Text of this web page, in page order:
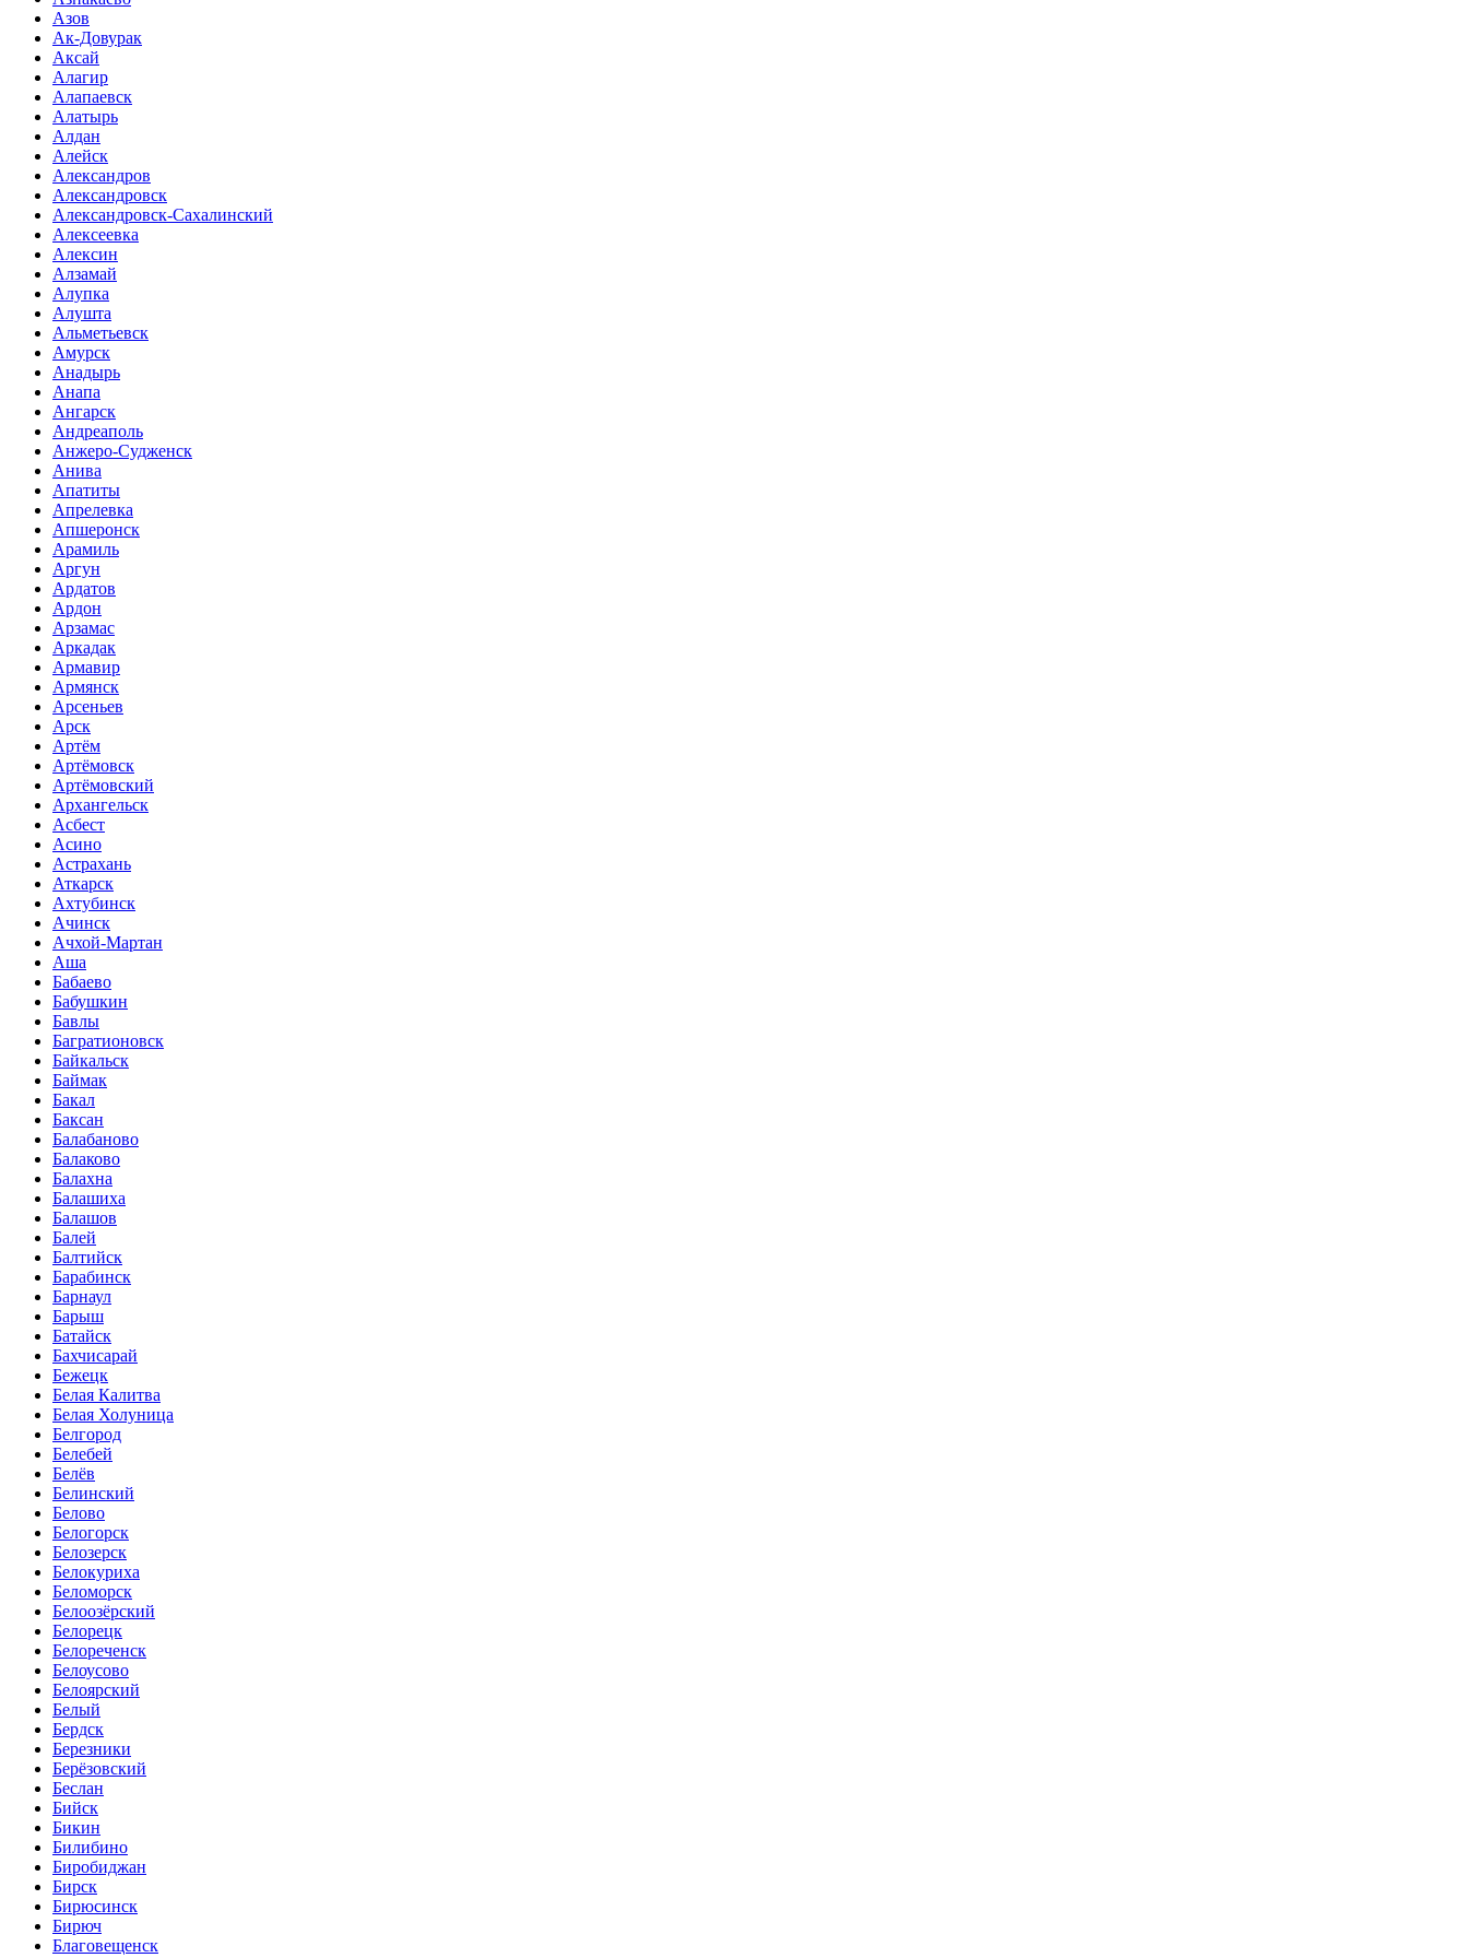
Азов
Ак-Довурак
Аксай
Алагир
Алапаевск
Алатырь
Алдан
Алейск
Александров
Александровск
Александровск-Сахалинский
Алексеевка
Алексин
Алзамай
Алупка
Алушта
Альметьевск
Амурск
Анадырь
Анапа
Ангарск
Андреаполь
Анжеро-Судженск
Анива
Апатиты
Апрелевка
Апшеронск
Арамиль
Аргун
Ардатов
Ардон
Арзамас
Аркадак
Армавир
Армянск
Арсеньев
Арск
Артём
Артёмовск
Артёмовский
Архангельск
Асбест
Асино
Астрахань
Аткарск
Ахтубинск
Ачинск
Ачхой-Мартан
Аша
Бабаево
Бабушкин
Бавлы
Багратионовск
Байкальск
Баймак
Бакал
Баксан
Балабаново
Балаково
Балахна
Балашиха
Балашов
Балей
Балтийск
Барабинск
Барнаул
Барыш
Батайск
Бахчисарай
Бежецк
Белая Калитва
Белая Холуница
Белгород
Белебей
Белёв
Белинский
Белово
Белогорск
Белозерск
Белокуриха
Беломорск
Белоозёрский
Белорецк
Белореченск
Белоусово
Белоярский
Белый
Бердск
Березники
Берёзовский
Беслан
Бийск
Бикин
Билибино
Биробиджан
Бирск
Бирюсинск
Бирюч
Благовещенск